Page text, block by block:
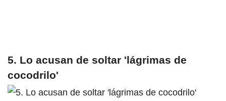
5. Lo acusan de soltar 'lágrimas de
cocodrilo'